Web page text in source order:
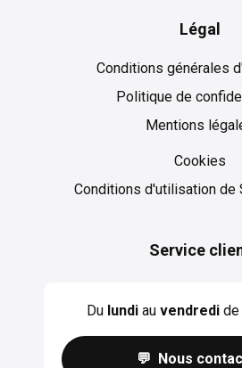
Légal
Conditions générales
Politique de
Mentions
Cookies
Conditions d'utilisation de
Service
Du lundiau vendredide
💬 Nous